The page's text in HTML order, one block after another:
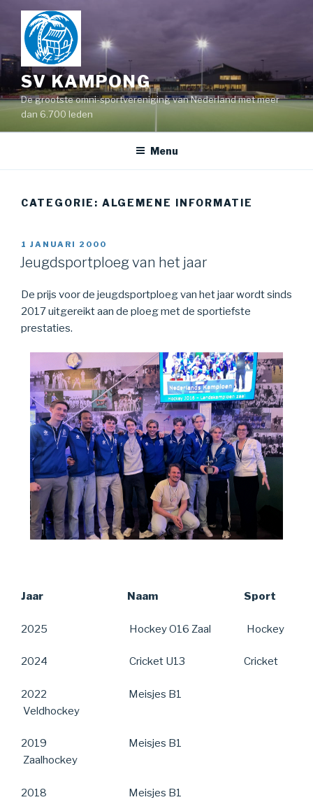
SV KAMPONG
De grootste omni-sportvereniging van Nederland met meer
dan 6.700 leden
Menu
CATEGORIE: ALGEMENE INFORMATIE
1 JANUARI 2000
Jeugdsportploeg van het jaar
De prijs voor de jeugdsportploeg van het jaar wordt sinds
2017 uitgereikt aan de ploeg met de sportiefste
prestaties.
Jaar Naam Sport
2025 Hockey O16 Zaal Hockey
2024 Cricket U13 Cricket
2022 Meisjes B1
Veldhockey
2019 Meisjes B1
Zaalhockey
2018 Meisjes B1